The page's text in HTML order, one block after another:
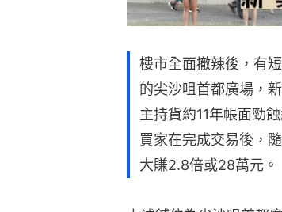
樓市全面撤辣後，有
的尖沙咀首都廣場，
主持貨約11年帳面勁
買家在完成交易後，
大賺2.8倍或28萬元。